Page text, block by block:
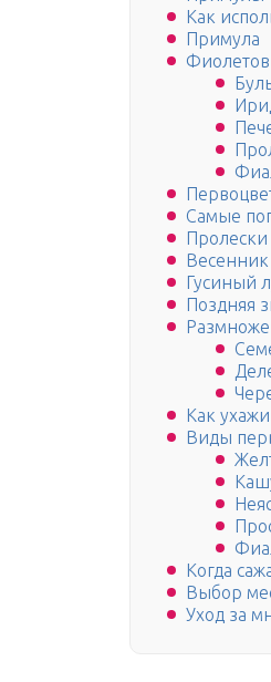
Как
Примула
Самые
Пролески
Весенник
Гусиный
Поздняя
Как
Виды
Когда
Выбор
Уход за